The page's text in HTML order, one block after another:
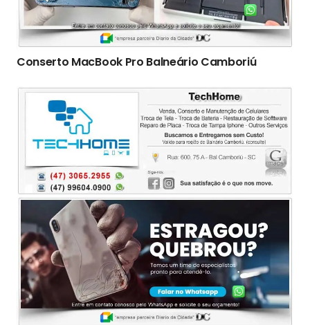
Conserto ‎MacBook Pro Balneário Camboriú